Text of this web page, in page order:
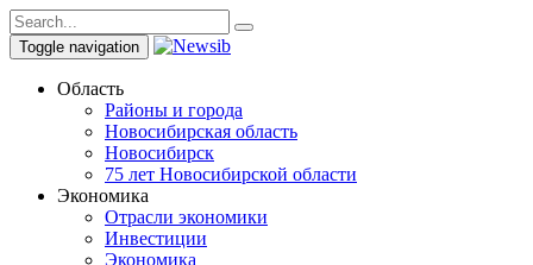
Toggle navigation
Область
Районы и города
Новосибирская область
Новосибирск
75 лет Новосибирской области
Экономика
Отрасли экономики
Инвестиции
Экономика